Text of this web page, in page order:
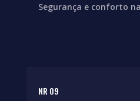
Segurança e conforto
NR 09